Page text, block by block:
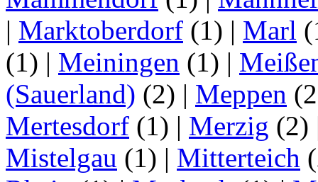
| Marktoberdorf (1) | Marl
(1) | Meiningen (1) |
(Sauerland) (2) | Meppen
Mertesdorf (1) | Merzig (2)
Mistelgau (1) | Mitterteich